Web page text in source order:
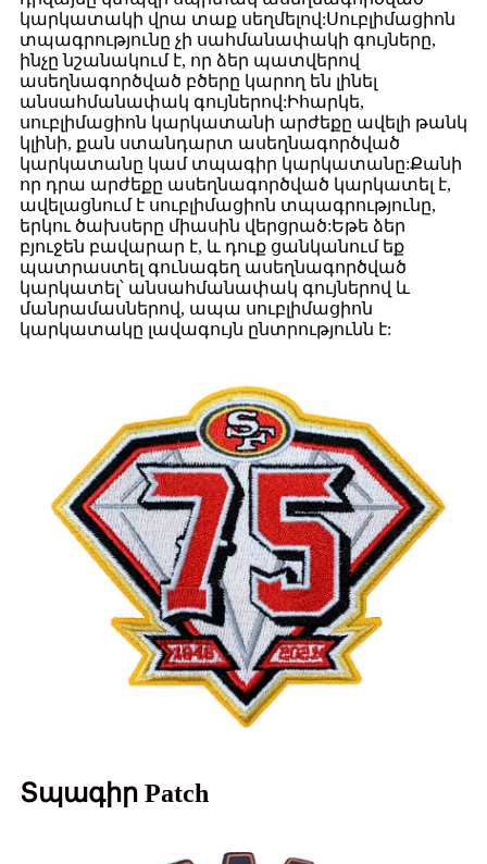
կարկատակի վրա տաք սեղմելով:Սուբլիմացիոն
տպագրությունը չի սահմանափակի գույները,
ինչը նշանակում է, որ ձեր պատվերով
ասեղնագործված բծերը կարող են լինել
անսահմանափակ գույներով:Իհարկե,
սուբլիմացիոն կարկատանի արժեքը ավելի թանկ
կլինի, քան ստանդարտ ասեղնագործված
կարկատանը կամ տպագիր կարկատանը:Քանի
որ դրա արժեքը ասեղնագործված կարկատել է,
ավելացնում է սուբլիմացիոն տպագրությունը,
երկու ծախսերը միասին վերցրած:Եթե ​​ձեր
բյուջեն բավարար է, և դուք ցանկանում եք
պատրաստել գունագեղ ասեղնագործված
կարկատել՝ անսահմանափակ գույներով և
մանրամասներով, ապա սուբլիմացիոն
կարկատակը լավագույն ընտրությունն է:
Տպագիր Patch